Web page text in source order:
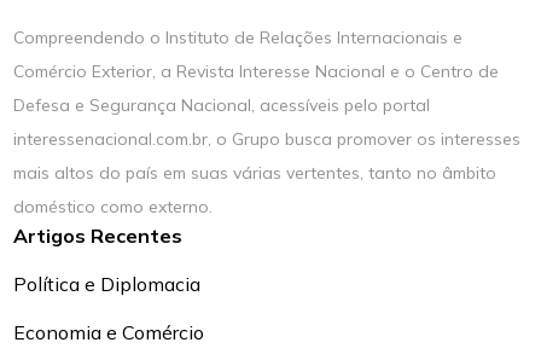
Compreendendo o Instituto de Relações Internacionais e
Comércio Exterior, a Revista Interesse Nacional e o Centro de
Defesa e Segurança Nacional, acessíveis pelo portal
interessenacional.com.br, o Grupo busca promover os interesses
mais altos do país em suas várias vertentes, tanto no âmbito
doméstico como externo.
Artigos Recentes
Política e Diplomacia
Economia e Comércio